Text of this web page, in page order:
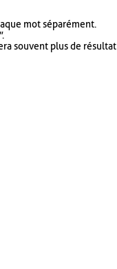
mot séparément.
.
souvent plus de résultat